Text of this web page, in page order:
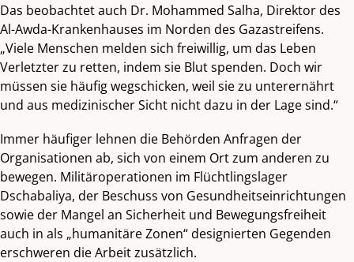
Das beobachtet auch Dr. Mohammed Salha, Direktor des
Al-Awda-Krankenhauses im Norden des Gazastreifens.
„Viele Menschen melden sich freiwillig, um das Leben
Verletzter zu retten, indem sie Blut spenden. Doch wir
müssen sie häufig wegschicken, weil sie zu unterernährt
und aus medizinischer Sicht nicht dazu in der Lage sind.“
Immer häufiger lehnen die Behörden Anfragen der
Organisationen ab, sich von einem Ort zum anderen zu
bewegen. Militäroperationen im Flüchtlingslager
Dschabaliya, der Beschuss von Gesundheitseinrichtungen
sowie der Mangel an Sicherheit und Bewegungsfreiheit
auch in als „humanitäre Zonen“ designierten Gegenden
erschweren die Arbeit zusätzlich.